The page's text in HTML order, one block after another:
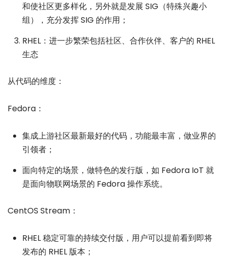
和使社区更多样化，另外就是发展 SIG（特殊兴趣小
组），充分发挥 SIG 的作用；
RHEL：进一步繁荣包括社区、合作伙伴、客户的 RHEL
生态
从代码的维度：
Fedora：
集成上游社区最新最好的代码，功能最丰富，做业界的
引领者；
面向特定的场景，做特色的发行版，如 Fedora IoT 就
是面向物联网场景的 Fedora 操作系统。
CentOS Stream：
RHEL 稳定可靠的持续交付版，用户可以提前看到即将
发布的 RHEL 版本；